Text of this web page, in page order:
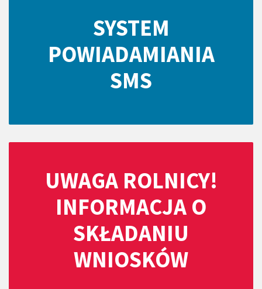
SYSTEM
POWIADAMIANIA
SMS
UWAGA ROLNICY!
INFORMACJA O
SKŁADANIU
WNIOSKÓW